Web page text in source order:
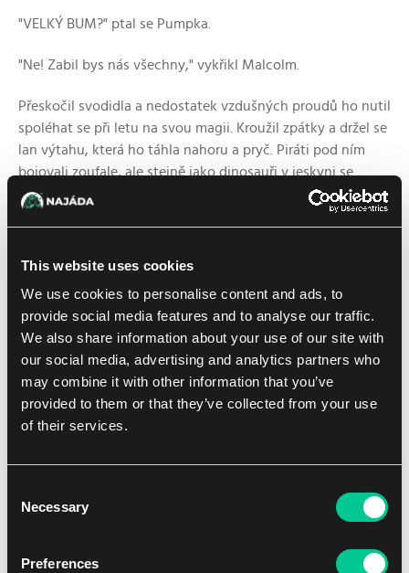
This website uses cookies
We use cookies to personalise content and ads, to
provide social media features and to analyse our traffic.
We also share information about your use of our site with
our social media, advertising and analytics partners who
may combine it with other information that you’ve
provided to them or that they’ve collected from your use
of their services.
Selection
Necessary
Preferences
"VELKÝ BUM?" ptal se Pumpka.
"Ne! Zabil bys nás všechny," vykřikl Malcolm.
Přeskočil svodidla a nedostatek vzdušných proudů ho nutil
spoléhat se při letu na svou magii. Kroužil zpátky a držel se
lan výtahu, která ho táhla nahoru a pryč. Piráti pod ním
bojovali zoufale, ale stejně jako dinosauři v jeskyni se
zdálo, že nakažení jsou odolní vůči bolesti nebo zranění.
na lanech Pumpka. "UTEČEM?" křikl.
Při zvuku jeho hlasu nakažení vzhlédli svýma odpornýma
zelenýma očima.
"Přesekni lana," řekl Malcolm a krev mu tuhla v žilách.
"Pospěš si."
Pumpka svíral provaz oběma nohama a ocasem. Jedno lano
tlustá, aby udržela značnou váhu, a když nakažení začali
šplhat po stěně výtahu, nebyla ani z poloviny odříznutá.
v rukou, praskalo a zužovalo se, pak se ale roztrhlo silou,